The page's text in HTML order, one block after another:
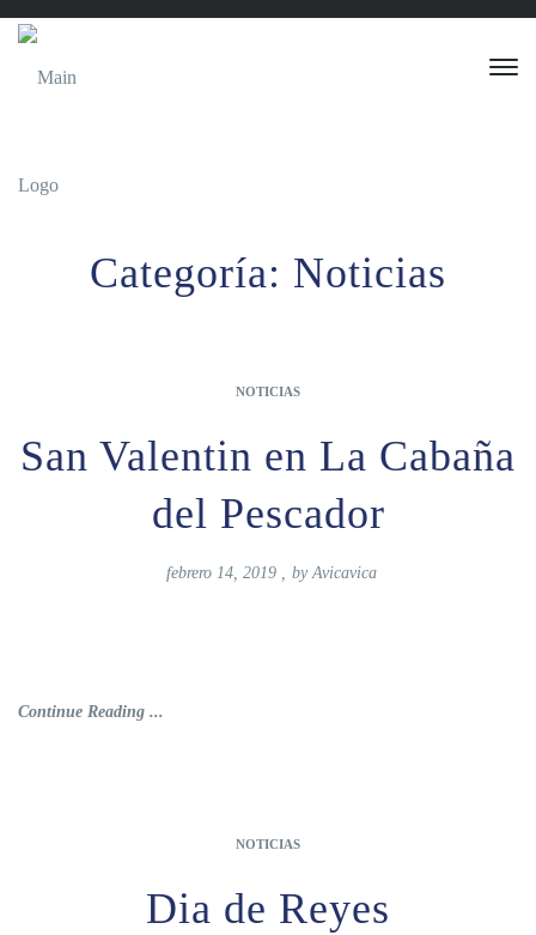
Categoría: Noticias
NOTICIAS
San Valentin en La Cabaña
del Pescador
febrero 14, 2019 , by Avicavica
Continue Reading ...
NOTICIAS
Dia de Reyes